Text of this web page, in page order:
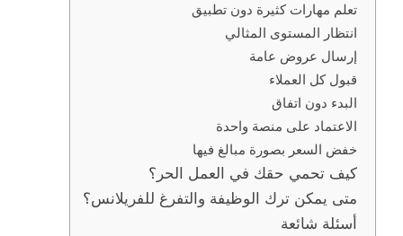
تعلم مهارات كثيرة دون تطبيق
انتظار المستوى المثالي
إرسال عروض عامة
قبول كل العملاء
البدء دون اتفاق
الاعتماد على منصة واحدة
خفض السعر بصورة مبالغ فيها
كيف تحمي حقك في العمل الحر؟
متى يمكن ترك الوظيفة والتفرغ للفريلانس؟
أسئلة شائعة